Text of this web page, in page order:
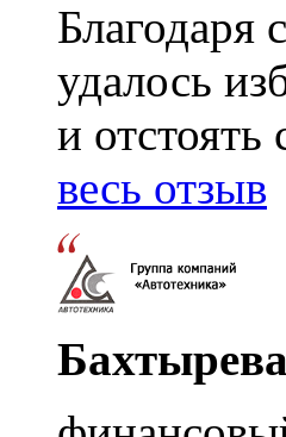
удалось
и
весь отзыв